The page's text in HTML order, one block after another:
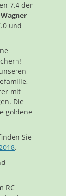
7.4 den
und
unseren
mit
Die
goldene
Sie
.
RC